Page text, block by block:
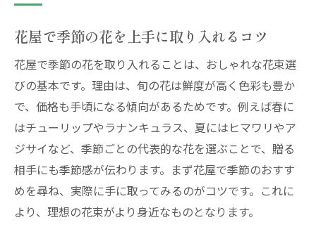
花屋で季節の花を上手に取り入れるコツ
花屋で季節の花を取り入れることは、おしゃれな花束選
びの基本です。理由は、旬の花は鮮度が高く色彩も豊か
で、価格も手頃になる傾向があるためです。例えば春に
はチューリップやラナンキュラス、夏にはヒマワリやア
ジサイなど、季節ごとの代表的な花を選ぶことで、贈る
相手にも季節感が伝わります。まず花屋で季節のおすす
めを尋ね、実際に手に取ってみるのがコツです。これに
より、理想の花束がより身近なものとなります。